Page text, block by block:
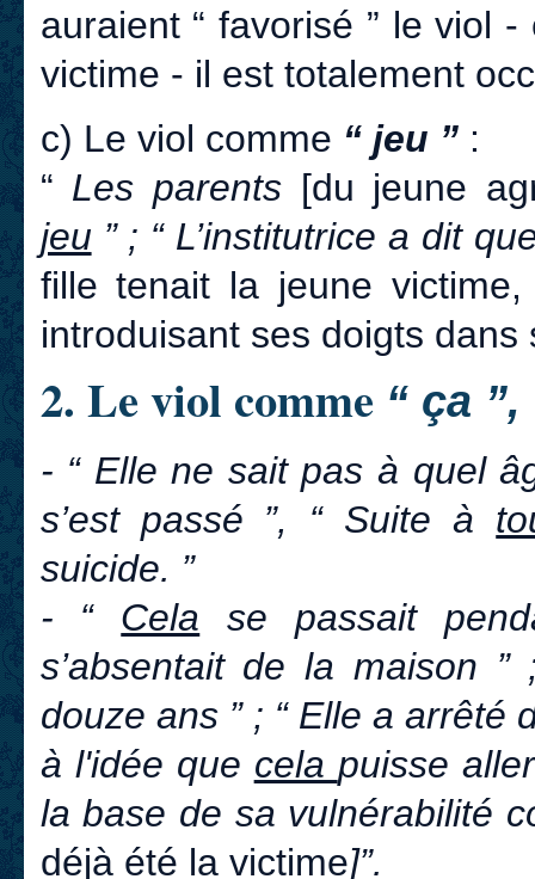
auraient “ favorisé ” le viol
victime - il est totalement
c) Le viol comme “ jeu ”:
“ Les parents [du jeune
jeu ” ; “ L’institutrice a dit
fille tenait la jeune
introduisant ses doigts
2. Le viol comme “ ça
- “ Elle ne sait pas à quel
s’est passé ”, “ Suite à
suicide. ”
- “ Cela se passait
s’absentait de la maison
douze ans ” ; “ Elle a
à l'idée que cela puisse
la base de sa vulnérabilité
déjà été la victime]”.